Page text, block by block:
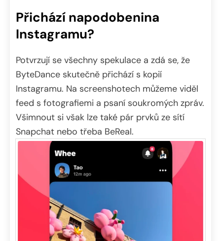
Přichází napodobenina
Instagramu?
Potvrzují se všechny spekulace a zdá se, že
ByteDance skutečně přichází s kopií
Instagramu. Na screenshotech můžeme viděl
feed s fotografiemi a psaní soukromých zpráv.
Všimnout si však lze také pár prvků ze sítí
Snapchat nebo třeba BeReal.